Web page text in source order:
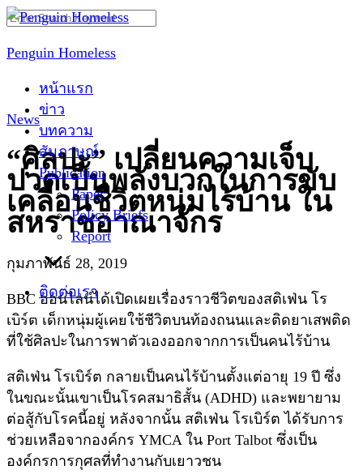
Skip
content
Penguin Homeless
หน้าแรก
ข่าว
บทความ
สัมภาษณ์
Publication
Paper
Policy Briefs
Report
ติดต่อเรา
Search
News
“ศิลปะ” เปลี่ยนความเจ็บ
ปวดเป็นพลังบวกในการขับ
เคลื่อนชีวิตหนุ่มไร้บ้าน ใน
สหราชอาณาจักร
กุมภาพันธ์ 28, 2019
BBC ออนไลน์ได้เปิดเผยเรื่องราวชีวิตของสติเฟ่น โร
เบิร์ต เด็กหนุ่มผู้เคยใช้ชีวิตบนท้องถนนและติดยาเสพติด
ที่ใช้ศิลปะในการพาตัวเองออกจากการเป็นคนไร้บ้าน
สติเฟ่น โรเบิร์ต กลายเป็นคนไร้บ้านตั้งแต่อายุ 19 ปี ซึ่ง
ในขณะนั้นเขาเป็นโรคสมาธิสั้น (ADHD) และพยายาม
ต่อสู้กับโรคนี้อยู่ หลังจากนั้น สติเฟ่น โรเบิร์ต ได้รับการ
ช่วยเหลือจากองค์กร YMCA ใน Port Talbot ซึ่งเป็น
องค์กรการกุศลที่ทำงานกับเยาวชน